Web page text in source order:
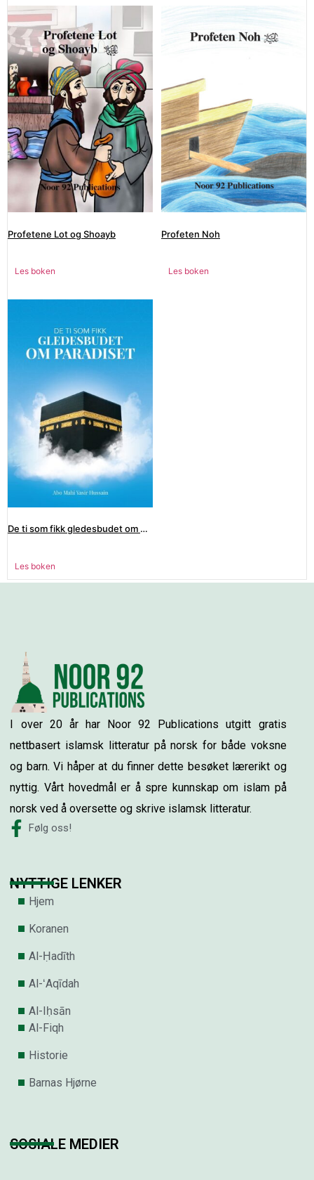
Profetene Lot og Shoayb
Les boken
Profeten Noh
Les boken
De ti som fikk gledesbudet om paradiset
Les boken
I over 20 år har Noor 92 Publications utgitt gratis
nettbasert islamsk litteratur på norsk for både voksne
og barn. Vi håper at du finner dette besøket lærerikt og
nyttig. Vårt hovedmål er å spre kunnskap om islam på
norsk ved å oversette og skrive islamsk litteratur.
Følg oss!
NYTTIGE LENKER
Hjem
Koranen
Al-Ḥadīth
Al-ʻAqīdah
Al-Iḥsān
Al-Fiqh
Historie
Barnas Hjørne
SOSIALE MEDIER